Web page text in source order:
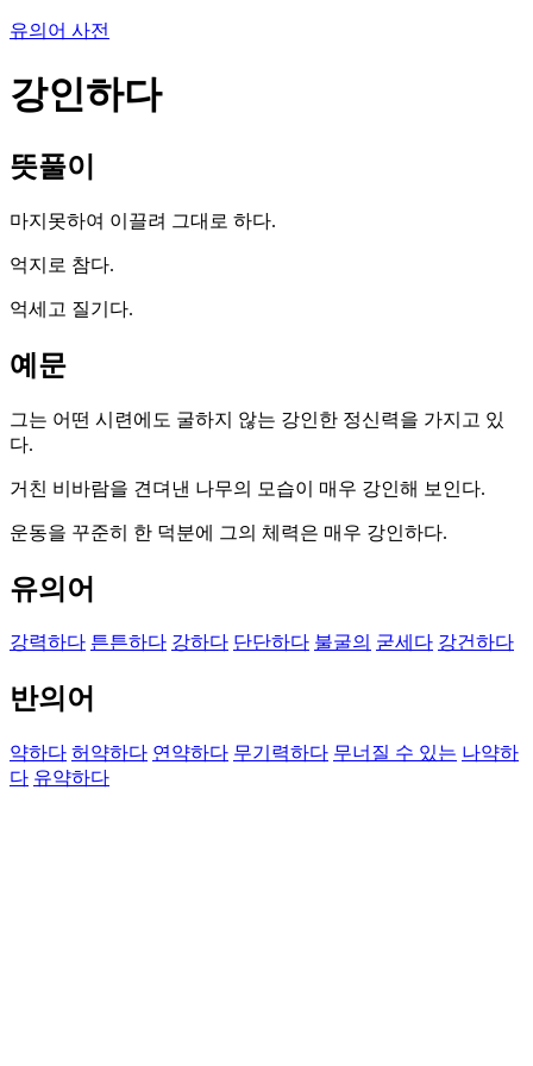
유의어 사전
강인하다
뜻풀이
마지못하여 이끌려 그대로 하다.
억지로 참다.
억세고 질기다.
예문
그는 어떤 시련에도 굴하지 않는 강인한 정신력을 가지고 있
다.
거친 비바람을 견뎌낸 나무의 모습이 매우 강인해 보인다.
운동을 꾸준히 한 덕분에 그의 체력은 매우 강인하다.
유의어
강력하다 튼튼하다 강하다 단단하다 불굴의 굳세다 강건하다
반의어
약하다 허약하다 연약하다 무기력하다 무너질 수 있는 나약하
다 유약하다